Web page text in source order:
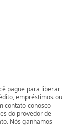
pague para liberar
empréstimos ou
contato conosco
do provedor de
Nós ganhamos